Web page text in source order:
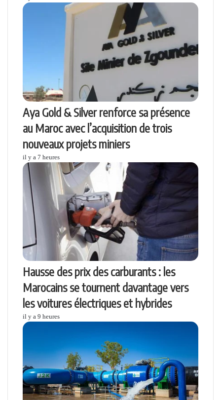
Aya Gold & Silver renforce sa présence
au Maroc avec l’acquisition de trois
nouveaux projets miniers
il y a 7 heures
Hausse des prix des carburants : les
Marocains se tournent davantage vers
les voitures électriques et hybrides
il y a 9 heures